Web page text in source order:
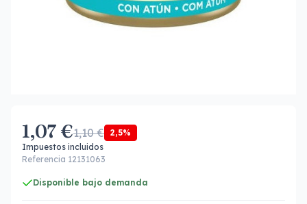
1,07 €1,10 € 2,5%
Impuestos incluidos
Referencia 12131063
Disponible bajo demanda